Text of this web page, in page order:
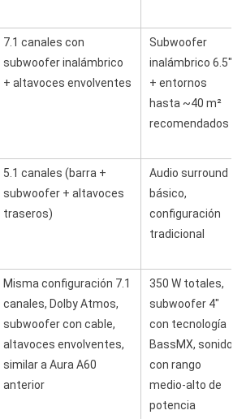
7.1 canales con
subwoofer inalámbrico
+ altavoces envolventes
Subwoofer
inalámbrico 6.5″
+ entornos
hasta ~40 m²
recomendados
5.1 canales (barra +
subwoofer + altavoces
traseros)
Audio surround
básico,
configuración
tradicional
Misma configuración 7.1
canales, Dolby Atmos,
subwoofer con cable,
altavoces envolventes,
similar a Aura A60
anterior
350 W totales,
subwoofer 4″
con tecnología
BassMX, sonido
con rango
medio-alto de
potencia